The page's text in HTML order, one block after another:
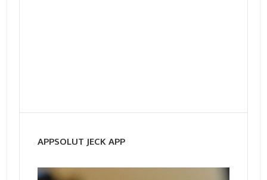
APPSOLUT JECK APP